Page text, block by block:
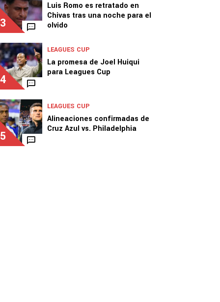
3
Luis Romo es retratado en
Chivas tras una noche para el
olvido
4
LEAGUES CUP
La promesa de Joel Huiqui
para Leagues Cup
5
LEAGUES CUP
Alineaciones confirmadas de
Cruz Azul vs. Philadelphia